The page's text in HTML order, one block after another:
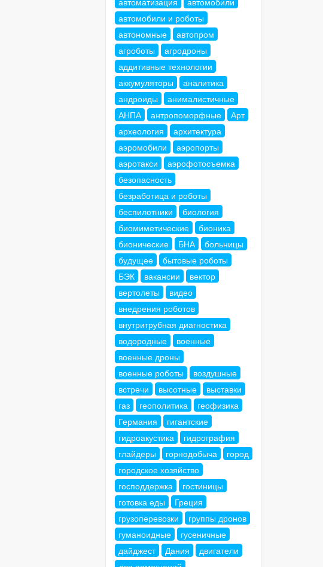
автомобили и роботы
автономные
автопром
агроботы
агродроны
аддитивные технологии
аккумуляторы
аналитика
андроиды
анималистичные
АНПА
антропоморфные
Арт
археология
архитектура
аэромобили
аэропорты
аэротакси
аэрофотосъемка
безопасность
безработица и роботы
беспилотники
биология
биомиметические
бионика
бионические
БНА
больницы
будущее
бытовые роботы
БЭК
вакансии
вектор
вертолеты
видео
внедрения роботов
внутритрубная диагностика
водородные
военные
военные дроны
военные роботы
воздушные
встречи
высотные
выставки
газ
геополитика
геофизика
Германия
гигантские
гидроакустика
гидрография
глайдеры
горнодобыча
город
городское хозяйство
господдержка
гостиницы
готовка еды
Греция
грузоперевозки
группы дронов
гуманоидные
гусеничные
дайджест
Дания
двигатели